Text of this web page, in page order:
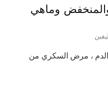
وماهي
السكر
الدم ، مرض السكري من